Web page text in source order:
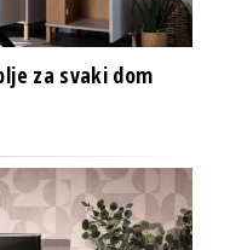
za svaki dom